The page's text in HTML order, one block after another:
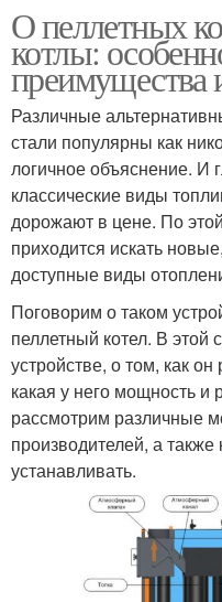
О пеллетных
котлы:
преимущества
Различные
стали популярны как
логичное объяснение. И
классические виды
дорожают в цене. По
приходится искать
доступные виды
Поговорим о таком
пеллетный котел. В этой
устройстве, о том, как
какая у него мощность и
рассмотрим различные
производителей, а также
устанавливать.